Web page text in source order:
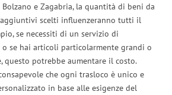
e Zagabria, la quantità di beni da
scelti influenzeranno tutti il
se necessiti di un servizio di
se hai articoli particolarmente grandi o
questo potrebbe aumentare il costo.
che ogni trasloco è unico e
in base alle esigenze del